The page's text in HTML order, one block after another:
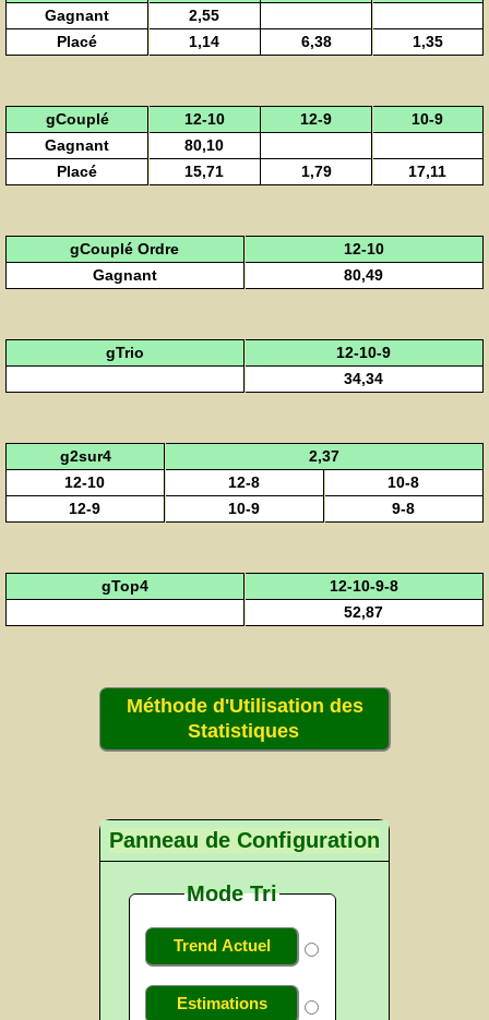
Gagnant
2,55
Placé
1,14 6,38 1,35
gCouplé 12-10 12-9
10-9
Gagnant
80,10
Placé
15,71 1,79 17,11
gCouplé Ordre
12-10
Gagnant
80,49
gTrio
12-10-9
34,34
g2sur4
2,37
12-10
12-8
10-8
12-9
10-9 9-8
gTop4
12-10-9-8
52,87
Méthode d'Utilisation des
Statistiques
Panneau de Configuration
Mode Tri
Trend Actuel
Estimations